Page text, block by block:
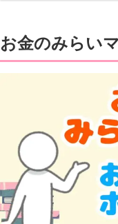
お金のみらい